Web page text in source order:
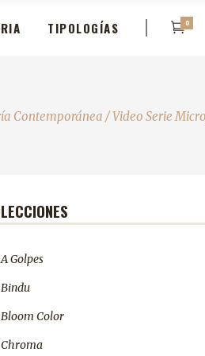
TIPOLOGÍAS 0
Contemporánea /Video Serie
A Golpes
Bindu
Bloom Color
Chroma